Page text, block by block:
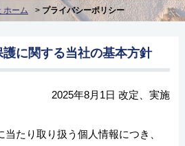
ホーム > プライバシーポリシー
護に関する当社の基本方針
2025年8月1日 改定、実施
たり取り扱う個人情報につき、